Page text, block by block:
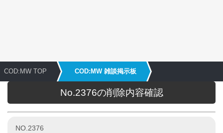
COD:MW TOP COD:MW 雑談掲示板
No.2376の削除内容確認
NO.2376